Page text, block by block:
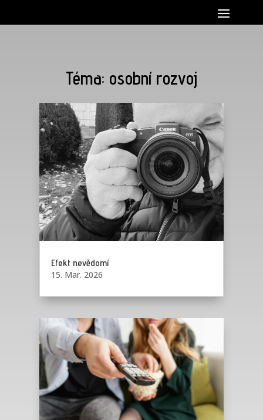
Téma: osobní rozvoj
Efekt nevědomí
15. Mar. 2026